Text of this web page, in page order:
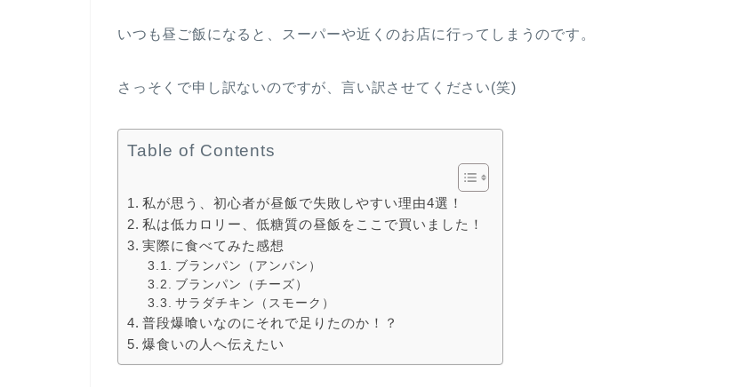
いつも昼ご飯になると、スーパーや近くのお店に行ってしまうのです。
さっそくで申し訳ないのですが、言い訳させてください(笑)
Table of Contents
私が思う、初心者が昼飯で失敗しやすい理由4選！
私は低カロリー、低糖質の昼飯をここで買いました！
実際に食べてみた感想
ブランパン（アンパン）
ブランパン（チーズ）
サラダチキン（スモーク）
普段爆喰いなのにそれで足りたのか！？
爆食いの人へ伝えたい